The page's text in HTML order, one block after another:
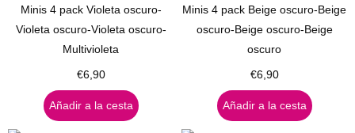
Minis 4 pack Violeta oscuro-
Violeta oscuro-Violeta oscuro-
Multivioleta
€6,90
Añadir a la cesta
Minis 4 pack Beige oscuro-Beige
oscuro-Beige oscuro-Beige
oscuro
€6,90
Añadir a la cesta